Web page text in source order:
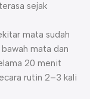
sejak
mata sudah
mata dan
20 menit
rutin 2–3 kali